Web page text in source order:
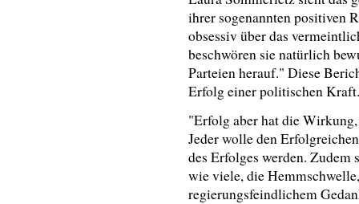
ihrer sogenannten positiven
obsessiv über das
beschwören sie natürlich
Parteien herauf." Diese
Erfolg einer politischen
"Erfolg aber hat die
Jeder wolle den
des Erfolges werden.
wie viele, die
regierungsfeindlichem